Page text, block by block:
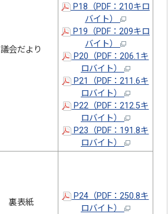
議会だより
P18（PDF：210キロ
バイト）
P19（PDF：209キロ
バイト）
P20（PDF：206.1キ
ロバイト）
P21（PDF：211.6キ
ロバイト）
P22（PDF：212.5キ
ロバイト）
P23（PDF：191.8キ
ロバイト）
裏表紙
P24（PDF：250.8キ
ロバイト）